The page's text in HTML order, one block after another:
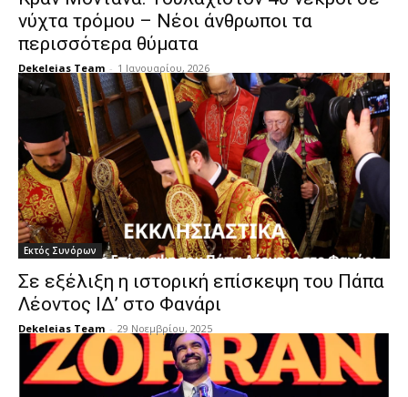
νύχτα τρόμου – Νέοι άνθρωποι τα
περισσότερα θύματα
Dekeleias Team - 1 Ιανουαρίου, 2026
Εκτός Συνόρων
Σε εξέλιξη η ιστορική επίσκεψη του Πάπα
Λέοντος ΙΔ’ στο Φανάρι
Dekeleias Team - 29 Νοεμβρίου, 2025